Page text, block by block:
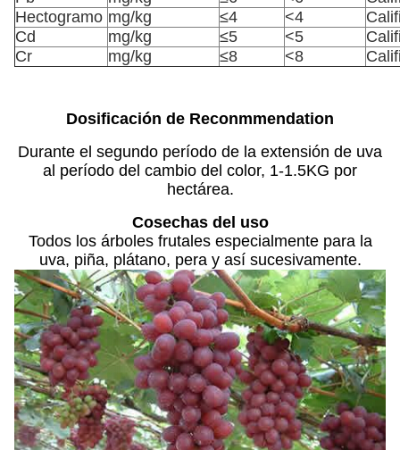
Hectogramo mg/kg ≤4 <4
Cd
mg/kg ≤5 <5
Cr
mg/kg ≤8 <8
Dosificación de Reconmmendation
Durante el segundo período de la extensión de uva
al período del cambio del color, 1-1.5KG por
hectárea.
Cosechas del uso
Todos los árboles frutales especialmente para la
uva, piña, plátano, pera y así sucesivamente.